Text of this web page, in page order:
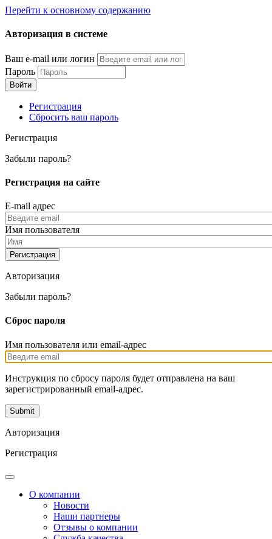
Перейти к основному содержанию
Авторизация в системе
Ваш e-mail или логин
Пароль
Регистрация
Сбросить ваш пароль
Регистрация
Забыли пароль?
Регистрация на сайте
E-mail адрес
Имя пользователя
Авторизация
Забыли пароль?
Сброс пароля
Имя пользователя или email-адрес
Инструкция по сбросу пароля будет отправлена на ваш
зарегистрированный email-адрес.
Авторизация
Регистрация
О компании
Новости
Наши партнеры
Отзывы о компании